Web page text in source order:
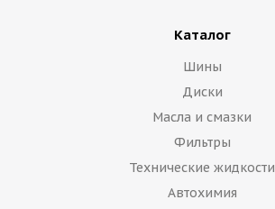
Каталог
Шины
Диски
Масла и смазки
Фильтры
Технические жидкости
Автохимия